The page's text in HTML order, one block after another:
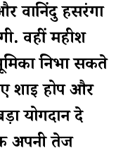
वानिंदु हसरंगा
वहीं महीश
निभा सकते
शाई होप और
योगदान दे
अपनी तेज